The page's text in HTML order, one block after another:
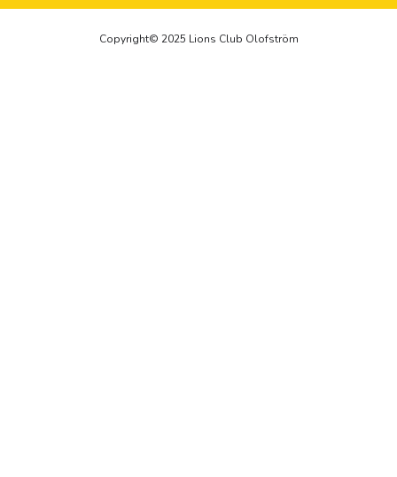
Copyright© 2025 Lions Club Olofström